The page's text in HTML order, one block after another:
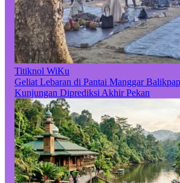
Titiknol WiKu
Geliat Lebaran di Pantai Manggar
Kunjungan Diprediksi Akhir Pekan